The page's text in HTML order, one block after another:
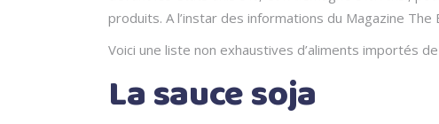
produits. A l’instar des informations du Magazine
Voici une liste non exhaustives d’aliments importés
La sauce soja